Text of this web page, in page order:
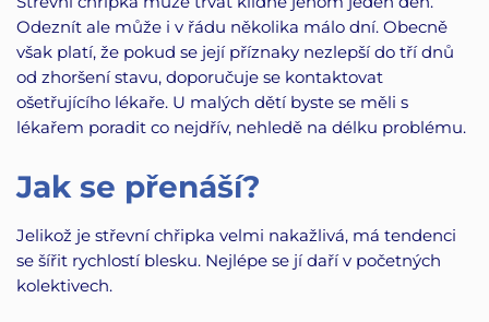
Odeznít ale může i v řádu několika málo dní. Obecně
však platí, že pokud se její příznaky nezlepší do tří dnů
od zhoršení stavu, doporučuje se kontaktovat
ošetřujícího lékaře. U malých dětí byste se měli s
lékařem poradit co nejdřív, nehledě na délku problému.
Jak se přenáší?
Jelikož je střevní chřipka velmi nakažlivá, má tendenci
se šířit rychlostí blesku. Nejlépe se jí daří v početných
kolektivech.